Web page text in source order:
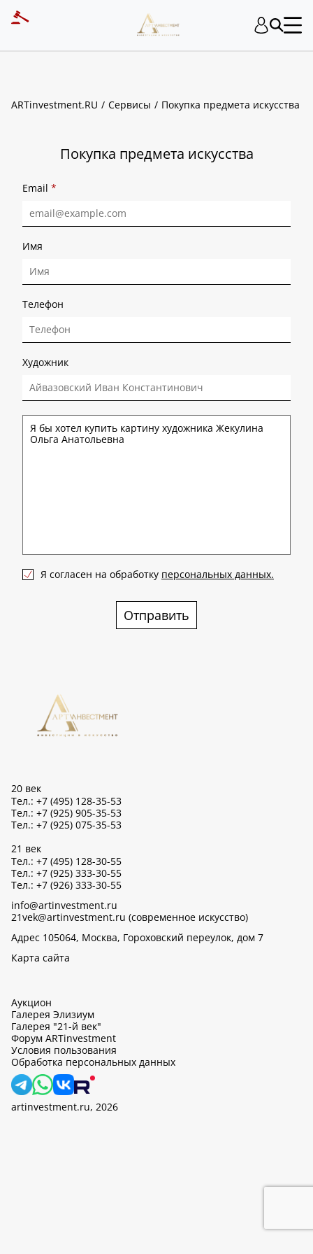
ARTinvestment.RU Сервисы Покупка предмета искусства
Покупка предмета искусства
Email *
Имя
Телефон
Художник
Я согласен на обработку персональных данных.
Отправить
20 век
Тел.: +7 (495) 128-35-53
Тел.: +7 (925) 905-35-53
Тел.: +7 (925) 075-35-53
21 век
Тел.: +7 (495) 128-30-55
Тел.: +7 (925) 333-30-55
Тел.: +7 (926) 333-30-55
info@artinvestment.ru
21vek@artinvestment.ru (современное искусство)
Адрес 105064, Москва, Гороховский переулок, дом 7
Карта сайта
Аукцион
Галерея Элизиум
Галерея "21-й век"
Форум ARTinvestment
Условия пользования
Обработка персональных данных
artinvestment.ru, 2026